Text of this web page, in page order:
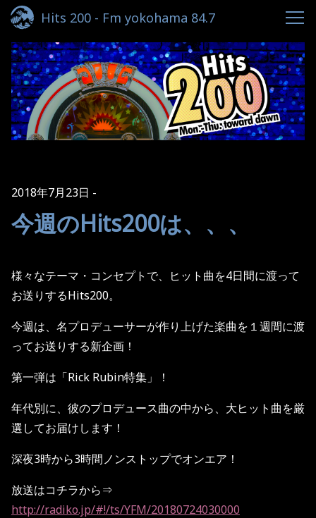
Hits 200 - Fm yokohama 84.7
2018年7月23日
今週のHits200は、、、
様々なテーマ・コンセプトで、ヒット曲を4日間に渡って
お送りするHits200。
今週は、名プロデューサーが作り上げた楽曲を１週間に渡
ってお送りする新企画！
第一弾は「Rick Rubin特集」！
年代別に、彼のプロデュース曲の中から、大ヒット曲を厳
選してお届けします！
深夜3時から3時間ノンストップでオンエア！
放送はコチラから⇒
http://radiko.jp/#!/ts/YFM/20180724030000